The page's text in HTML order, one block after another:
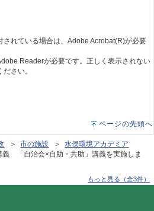
れている場合は、Adobe Acrobat(R)が必要
Readerが必要です。正しく表示されない
さい。
ページの先頭へ
＞市の施設 ＞水俣環境アカデミア
「自治会×自助・共助」講義を実施しま
もっと見る（全3件）